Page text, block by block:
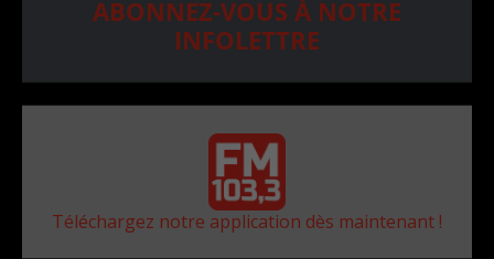
ABONNEZ-VOUS À NOTRE
INFOLETTRE
Téléchargez notre application dès maintenant !